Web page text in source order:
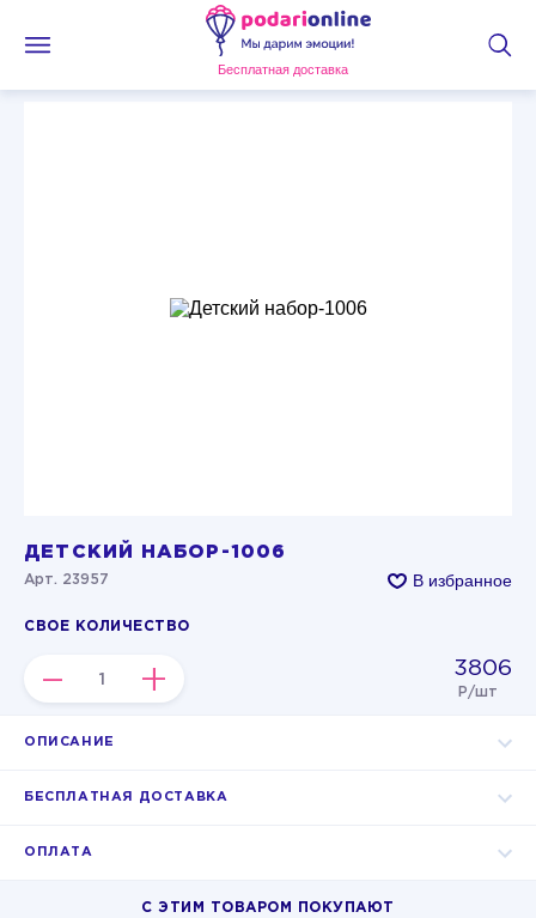
Бесплатная доставка
ДЕТСКИЙ НАБОР-1006
Арт. 23957 В избранное
СВОЕ КОЛИЧЕСТВО
– + 3806
Р/шт
ОПИСАНИЕ
БЕСПЛАТНАЯ ДОСТАВКА
ОПЛАТА
С ЭТИМ ТОВАРОМ ПОКУПАЮТ